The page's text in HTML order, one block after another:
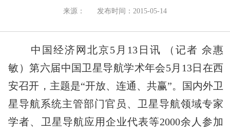
来源： 发布时间：2015-05-14
中国经济网北京5月13日讯 （记者 佘惠
敏）第六届中国卫星导航学术年会5月13日在西
安召开，主题是“开放、连通、共赢”。国内外卫
星导航系统主管部门官员、卫星导航领域专家
学者、卫星导航应用企业代表等2000余人参加